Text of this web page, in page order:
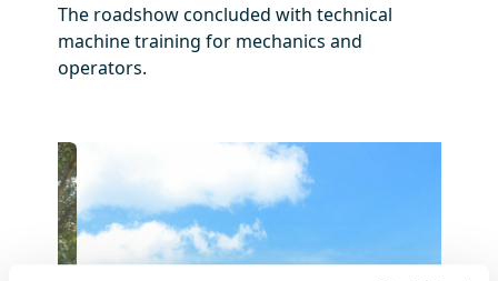
The roadshow concluded with technical
machine training for mechanics and
operators.